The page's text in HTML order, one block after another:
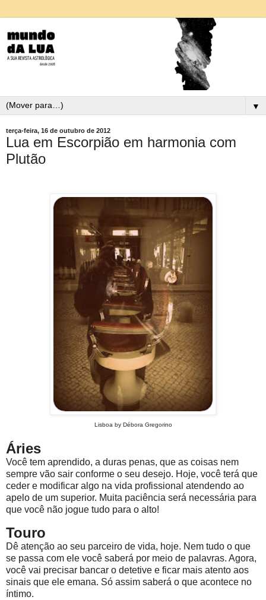
▼
terça-feira, 16 de outubro de 2012
Lua em Escorpião em harmonia com
Plutão
Lisboa by Débora Gregorino
Áries
Você tem aprendido, a duras penas, que as coisas nem
sempre vão sair conforme o seu desejo. Hoje, você terá que
ceder e modificar algo na vida profissional atendendo ao
apelo de um superior. Muita paciência será necessária para
que você não jogue tudo para o alto!
Touro
Dê atenção ao seu parceiro de vida, hoje. Nem tudo o que
se passa com ele você saberá por meio de palavras. Agora,
você vai precisar bancar o detetive e ficar mais atento aos
sinais que ele emana. Só assim saberá o que acontece no
íntimo.